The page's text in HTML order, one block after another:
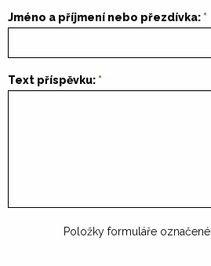
Jméno a příjmení nebo přezdívka:
Text příspěvku:
Položky formuláře označené